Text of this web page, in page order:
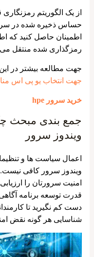
از یک الگوریتم
حساس ذخیره شده در
اطمینان حاصل کنید که
رمزگذاری شده منتقل
جهت مطالعه بیشتر در این
جهت انتخاب یو پی اس
خرید سرور hpe
جمع بندی مبحث
ویندوز سرور
اعمال سیاست ها و
ویندوز سرور کافی
امنیت سرورتان را
قدرت توسعه برنامه آگاهی
دست کم نگیرید تا
شناسایی هر گونه نقض